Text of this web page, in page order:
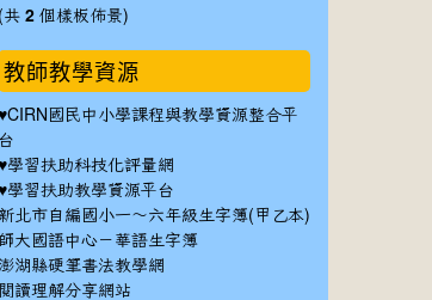
：http
須至指
市告知
直營店
門市相
(共 2個樣板佈景)
教師教學資源
CIRN國民中小學課程與教學資源整合平
台
學習扶助科技化評量網
學習扶助教學資源平台
新北市自編國小一～六年級生字簿(甲乙本)
師大國語中心－華語生字簿
湖縣硬筆書法教學網
閱讀理解分享網站